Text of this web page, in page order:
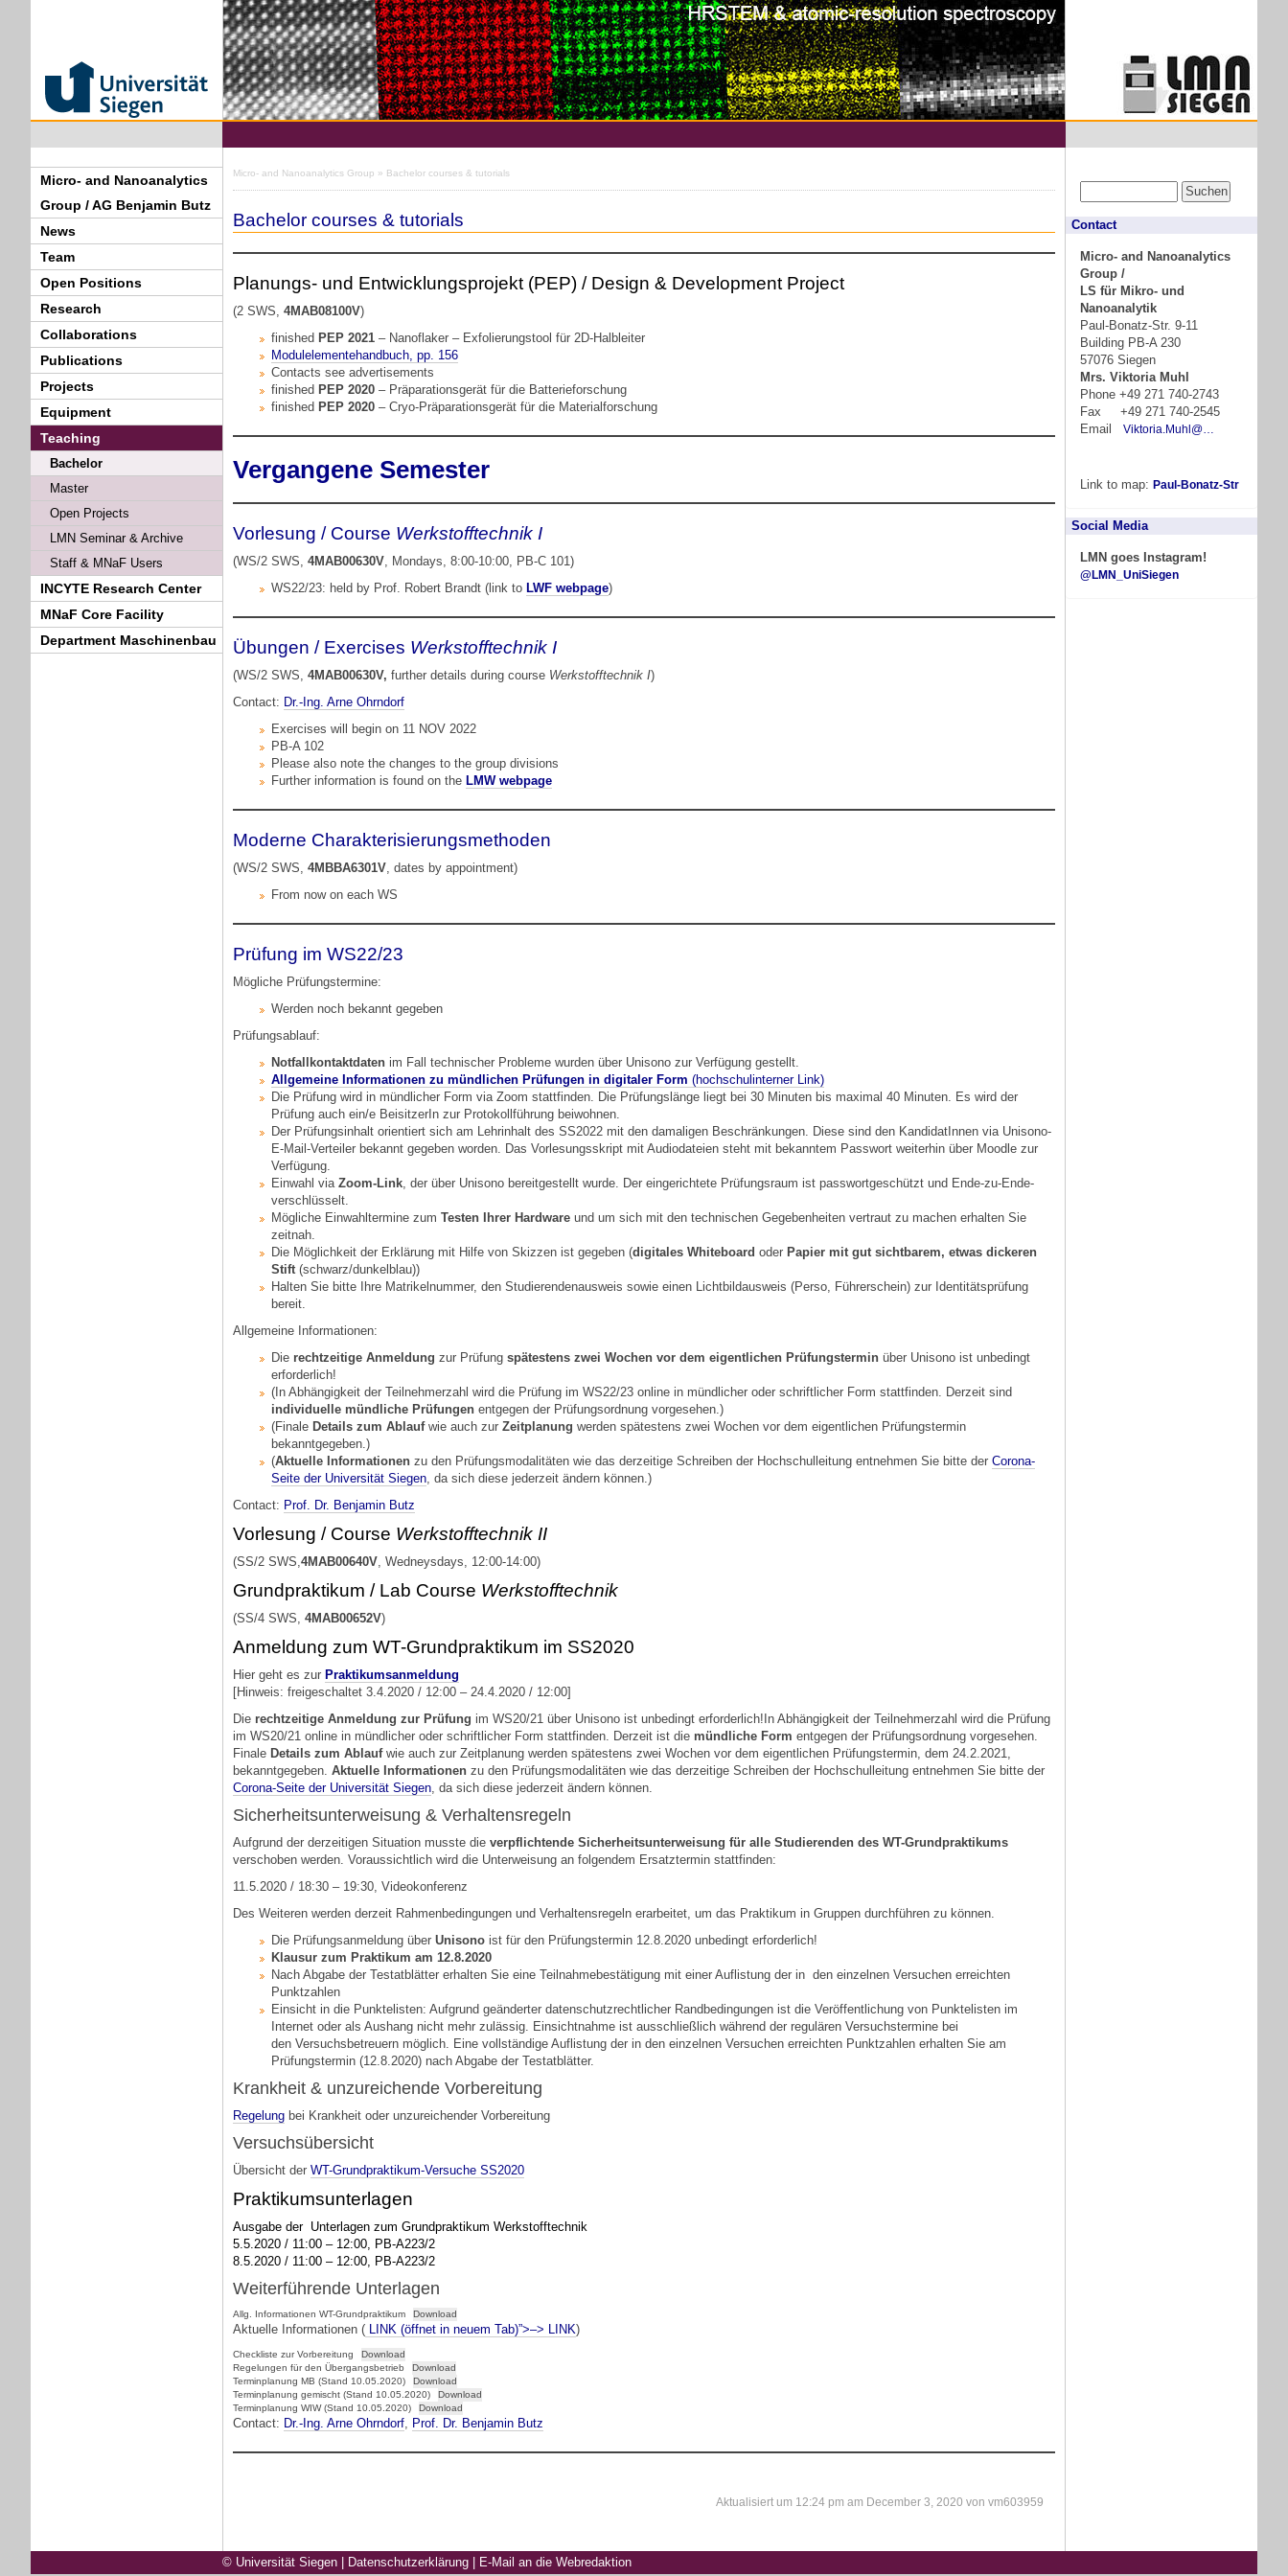
Micro- and Nanoanalytics
Group / AG Benjamin Butz
News
Team
Open Positions
Research
Collaborations
Publications
Projects
Equipment
Teaching
Bachelor
Master
Open Projects
LMN Seminar & Archive
Staff & MNaF Users
INCYTE Research Center
MNaF Core Facility
Department Maschinenbau
Micro- and Nanoanalytics Group » Bachelor courses & tutorials
Bachelor courses & tutorials
Planungs- und Entwicklungsprojekt (PEP) / Design & Development Project
(2 SWS, 4MAB08100V)
finished PEP 2021 – Nanoflaker – Exfolierungstool für 2D-Halbleiter
Modulelementehandbuch, pp. 156
Contacts see advertisements
finished PEP 2020 – Präparationsgerät für die Batterieforschung
finished PEP 2020 – Cryo-Präparationsgerät für die Materialforschung
Vergangene Semester
Vorlesung / Course Werkstofftechnik I
(WS/2 SWS, 4MAB00630V , Mondays, 8:00-10:00, PB-C 101)
WS22/23: held by Prof. Robert Brandt (link to LWF webpage)
Übungen / Exercises Werkstofftechnik I
(WS/2 SWS, 4MAB00630V, further details during course Werkstofftechnik I)
Contact: Dr.-Ing. Arne Ohrndorf
Exercises will begin on 11 NOV 2022
PB-A 102
Please also note the changes to the group divisions
Further information is found on the LMW webpage
Moderne Charakterisierungsmethoden
(WS/2 SWS, 4MBBA6301V , dates by appointment)
From now on each WS
Prüfung im WS22/23
Mögliche Prüfungstermine:
Werden noch bekannt gegeben
Prüfungsablauf:
Notfallkontaktdaten im Fall technischer Probleme wurden über Unisono zur Verfügung gestellt.
Allgemeine Informationen zu mündlichen Prüfungen in digitaler Form (hochschulinterner Link)
Die Prüfung wird in mündlicher Form via Zoom stattfinden. Die Prüfungslänge liegt bei 30 Minuten bis maximal 40 Minuten. Es wird der
Prüfung auch ein/e BeisitzerIn zur Protokollführung beiwohnen.
Der Prüfungsinhalt orientiert sich am Lehrinhalt des SS2022 mit den damaligen Beschränkungen. Diese sind den KandidatInnen via Unisono-
E-Mail-Verteiler bekannt gegeben worden. Das Vorlesungsskript mit Audiodateien steht mit bekanntem Passwort weiterhin über Moodle zur
Verfügung.
Einwahl via Zoom-Link , der über Unisono bereitgestellt wurde. Der eingerichtete Prüfungsraum ist passwortgeschützt und Ende-zu-Ende-
verschlüsselt.
Mögliche Einwahltermine zum Testen Ihrer Hardware und um sich mit den technischen Gegebenheiten vertraut zu machen erhalten Sie
zeitnah.
Die Möglichkeit der Erklärung mit Hilfe von Skizzen ist gegeben (digitales Whiteboard oder Papier mit gut sichtbarem, etwas dickeren
Stift (schwarz/dunkelblau))
Halten Sie bitte Ihre Matrikelnummer, den Studierendenausweis sowie einen Lichtbildausweis (Perso, Führerschein) zur Identitätsprüfung
bereit.
Allgemeine Informationen:
Die rechtzeitige Anmeldung zur Prüfung spätestens zwei Wochen vor dem eigentlichen Prüfungstermin über Unisono ist unbedingt
erforderlich!
(In Abhängigkeit der Teilnehmerzahl wird die Prüfung im WS22/23 online in mündlicher oder schriftlicher Form stattfinden. Derzeit sind
individuelle mündliche Prüfungen entgegen der Prüfungsordnung vorgesehen.)
(Finale Details zum Ablauf wie auch zur Zeitplanung werden spätestens zwei Wochen vor dem eigentlichen Prüfungstermin
bekanntgegeben.)
(Aktuelle Informationen zu den Prüfungsmodalitäten wie das derzeitige Schreiben der Hochschulleitung entnehmen Sie bitte der Corona-
Seite der Universität Siegen , da sich diese jederzeit ändern können.)
Contact: Prof. Dr. Benjamin Butz
Vorlesung / Course Werkstofftechnik II
(SS/2 SWS, 4MAB00640V , Wedneysdays, 12:00-14:00)
Grundpraktikum / Lab Course Werkstofftechnik
(SS/4 SWS, 4MAB00652V)
Anmeldung zum WT-Grundpraktikum im SS2020
Hier geht es zur Praktikumsanmeldung
[Hinweis: freigeschaltet 3.4.2020 / 12:00 – 24.4.2020 / 12:00]
Die rechtzeitige Anmeldung zur Prüfung im WS20/21 über Unisono ist unbedingt erforderlich!In Abhängigkeit der Teilnehmerzahl wird die Prüfung
im WS20/21 online in mündlicher oder schriftlicher Form stattfinden. Derzeit ist die mündliche Form entgegen der Prüfungsordnung vorgesehen.
Finale Details zum Ablauf wie auch zur Zeitplanung werden spätestens zwei Wochen vor dem eigentlichen Prüfungstermin, dem 24.2.2021,
bekanntgegeben. Aktuelle Informationen zu den Prüfungsmodalitäten wie das derzeitige Schreiben der Hochschulleitung entnehmen Sie bitte der
Corona-Seite der Universität Siegen , da sich diese jederzeit ändern können.
Sicherheitsunterweisung & Verhaltensregeln
Aufgrund der derzeitigen Situation musste die verpflichtende Sicherheitsunterweisung für alle Studierenden des WT-Grundpraktikums
verschoben werden. Voraussichtlich wird die Unterweisung an folgendem Ersatztermin stattfinden:
11.5.2020 / 18:30 – 19:30, Videokonferenz
Des Weiteren werden derzeit Rahmenbedingungen und Verhaltensregeln erarbeitet, um das Praktikum in Gruppen durchführen zu können.
Die Prüfungsanmeldung über Unisono ist für den Prüfungstermin 12.8.2020 unbedingt erforderlich!
Klausur zum Praktikum am 12.8.2020
Nach Abgabe der Testatblätter erhalten Sie eine Teilnahmebestätigung mit einer Auflistung der in den einzelnen Versuchen erreichten
Punktzahlen
Einsicht in die Punktelisten: Aufgrund geänderter datenschutzrechtlicher Randbedingungen ist die Veröffentlichung von Punktelisten im
Internet oder als Aushang nicht mehr zulässig. Einsichtnahme ist ausschließlich während der regulären Versuchstermine bei
den Versuchsbetreuern möglich. Eine vollständige Auflistung der in den einzelnen Versuchen erreichten Punktzahlen erhalten Sie am
Prüfungstermin (12.8.2020) nach Abgabe der Testatblätter.
Krankheit & unzureichende Vorbereitung
Regelung bei Krankheit oder unzureichender Vorbereitung
Versuchsübersicht
Übersicht der WT-Grundpraktikum-Versuche SS2020
Praktikumsunterlagen
Ausgabe der Unterlagen zum Grundpraktikum Werkstofftechnik
5.5.2020 / 11:00 – 12:00, PB-A223/2
8.5.2020 / 11:00 – 12:00, PB-A223/2
Weiterführende Unterlagen
Allg. Informationen WT-Grundpraktikum Download
Aktuelle Informationen ( LINK (öffnet in neuem Tab)”>–> LINK)
Checkliste zur Vorbereitung
Download
Regelungen für den Übergangsbetrieb
Download
Terminplanung MB (Stand 10.05.2020)
Download
Terminplanung gemischt (Stand 10.05.2020)
Download
Terminplanung WIW (Stand 10.05.2020)
Download
Contact: Dr.-Ing. Arne Ohrndorf Prof. Dr. Benjamin Butz
Aktualisiert um 12:24 pm am December 3, 2020 von vm603959
Contact
Micro- and Nanoanalytics
Group /
LS für Mikro- und
Nanoanalytik
Paul-Bonatz-Str. 9-11
Building PB-A 230
57076 Siegen
Mrs. Viktoria Muhl
Phone +49 271 740-2743
Fax +49 271 740-2545
Email
Viktoria.Muhl@…
Link to map: Paul-Bonatz-Str
Social Media
LMN goes Instagram!
@LMN_UniSiegen
© Universität Siegen Datenschutzerklärung E-Mail an die Webredaktion